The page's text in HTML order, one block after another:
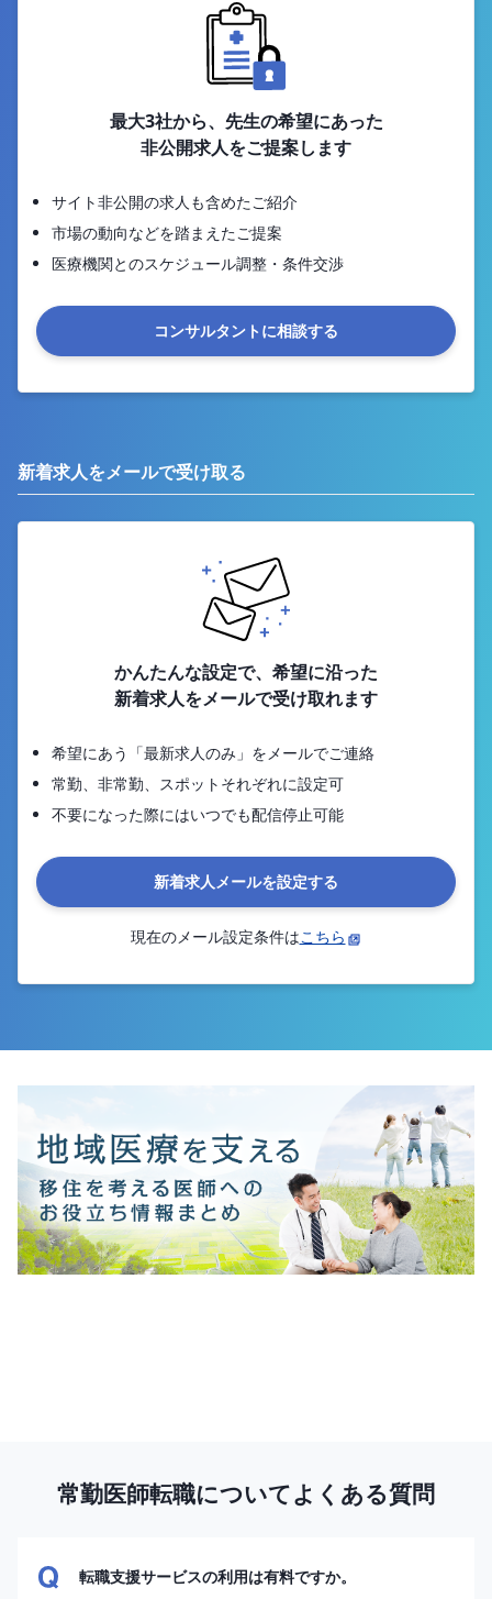
最大3社から、先生の希望にあった
非公開求人をご提案します
サイト非公開の求人も含めたご紹介
市場の動向などを踏まえたご提案
医療機関とのスケジュール調整・条件交渉
コンサルタントに相談する
新着求人をメールで受け取る
かんたんな設定で、希望に沿った
新着求人をメールで受け取れます
希望にあう「最新求人のみ」をメールでご連絡
常勤、非常勤、スポットそれぞれに設定可
不要になった際にはいつでも配信停止可能
新着求人メールを設定する
現在のメール設定条件はこちら
常勤医師転職についてよくある質問
転職支援サービスの利用は有料ですか。